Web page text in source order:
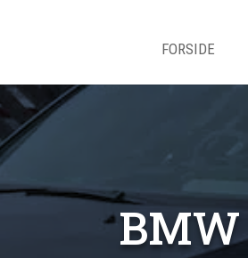
FORSIDE
BMW